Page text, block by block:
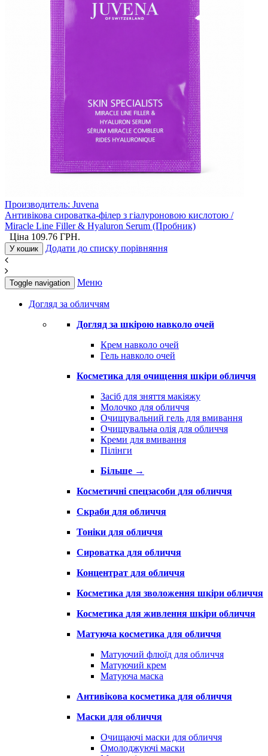
Производитель: Juvena
Антивікова сироватка-філер з гіалуроновою кислотою /
Miracle Line Filler & Hyaluron Serum (Пробник)
Ціна 109.76 ГРН.
У кошик Додати до списку порівняння
Toggle navigation Меню
Догляд за обличчям
Догляд за шкірою навколо очей
Крем навколо очей
Гель навколо очей
Косметика для очищення шкіри обличчя
Засіб для зняття макіяжу
Молочко для обличчя
Очищувальний гель для вмивання
Очищувальна олія для обличчя
Креми для вмивання
Пілінги
Більше →
Косметичні спецзасоби для обличчя
Скраби для обличчя
Тоніки для обличчя
Сироватка для обличчя
Концентрат для обличчя
Косметика для зволоження шкіри обличчя
Косметика для живлення шкіри обличчя
Матуюча косметика для обличчя
Матуючий флюїд для обличчя
Матуючий крем
Матуюча маска
Антивікова косметика для обличчя
Маски для обличчя
Очищаючі маски для обличчя
Омолоджуючі маски